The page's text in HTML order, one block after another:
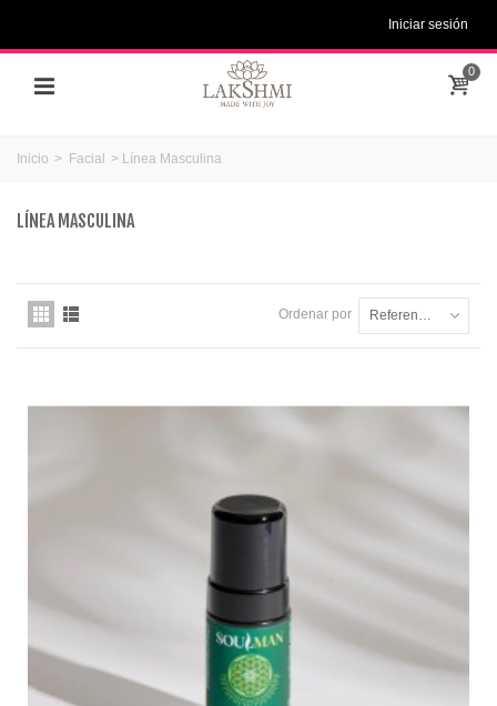
Iniciar sesión
0
Inicio > Facial > Línea Masculina
LÍNEA MASCULINA
Ordenar por Referencia: la más baja primero